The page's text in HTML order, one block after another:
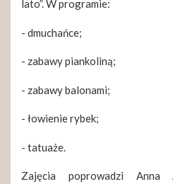
lato”. W programie:
- dmuchańce;
- zabawy piankoliną;
- zabawy balonami;
- łowienie rybek;
- tatuaże.
Zajęcia poprowadzi